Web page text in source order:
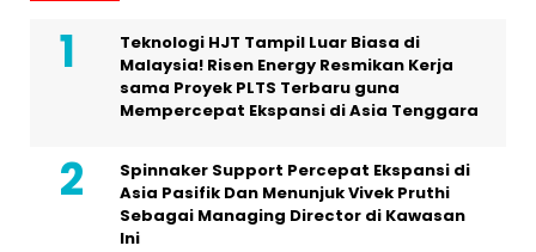
Teknologi HJT Tampil Luar Biasa di
Malaysia! Risen Energy Resmikan Kerja
sama Proyek PLTS Terbaru guna
Mempercepat Ekspansi di Asia Tenggara
Spinnaker Support Percepat Ekspansi di
Asia Pasifik Dan Menunjuk Vivek Pruthi
Sebagai Managing Director di Kawasan
Ini